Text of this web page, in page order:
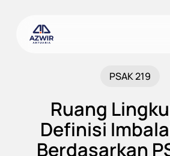
content
PSAK 219
Ruang
Definisi
Berdasarkan